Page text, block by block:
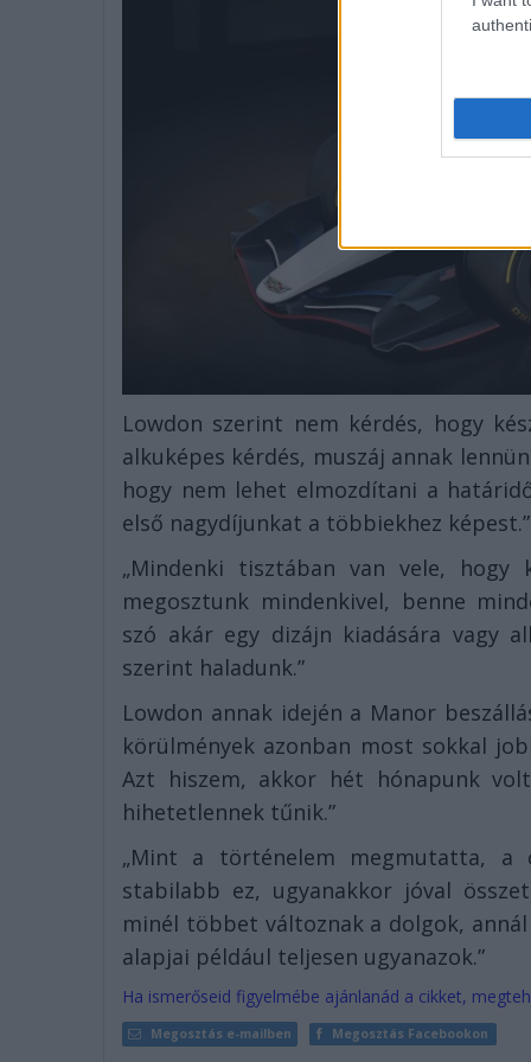
Lowdon szerint nem kérdés, hogy
alkuképes kérdés, muszáj annak
hogy nem lehet elmozdítani a
első nagydíjunkat a többiekhez képest.”
„Mindenki tisztában van vele,
megosztunk mindenkivel, benne
szó akár egy dizájn kiadására vagy
szerint haladunk.”
Lowdon annak idején a Manor
körülmények azonban most sokkal
Azt hiszem, akkor hét hónapunk
hihetetlennek tűnik.”
„Mint a történelem megmutatta, a
stabilabb ez, ugyanakkor jóval
minél többet változnak a dolgok,
alapjai például teljesen ugyanazok.”
Ha ismerőseid figyelmébe ajánlanád a cikket,
Megosztás e-mailben Megosztás Facebookon